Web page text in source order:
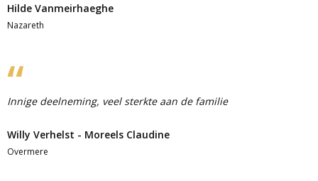
Hilde Vanmeirhaeghe
Nazareth
Innige deelneming, veel sterkte aan de familie
Willy Verhelst - Moreels Claudine
Overmere